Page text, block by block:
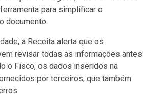
para simplificar o
documento.
a Receita alerta que os
revisar todas as informações antes
o Fisco, os dados inseridos na
por terceiros, que também